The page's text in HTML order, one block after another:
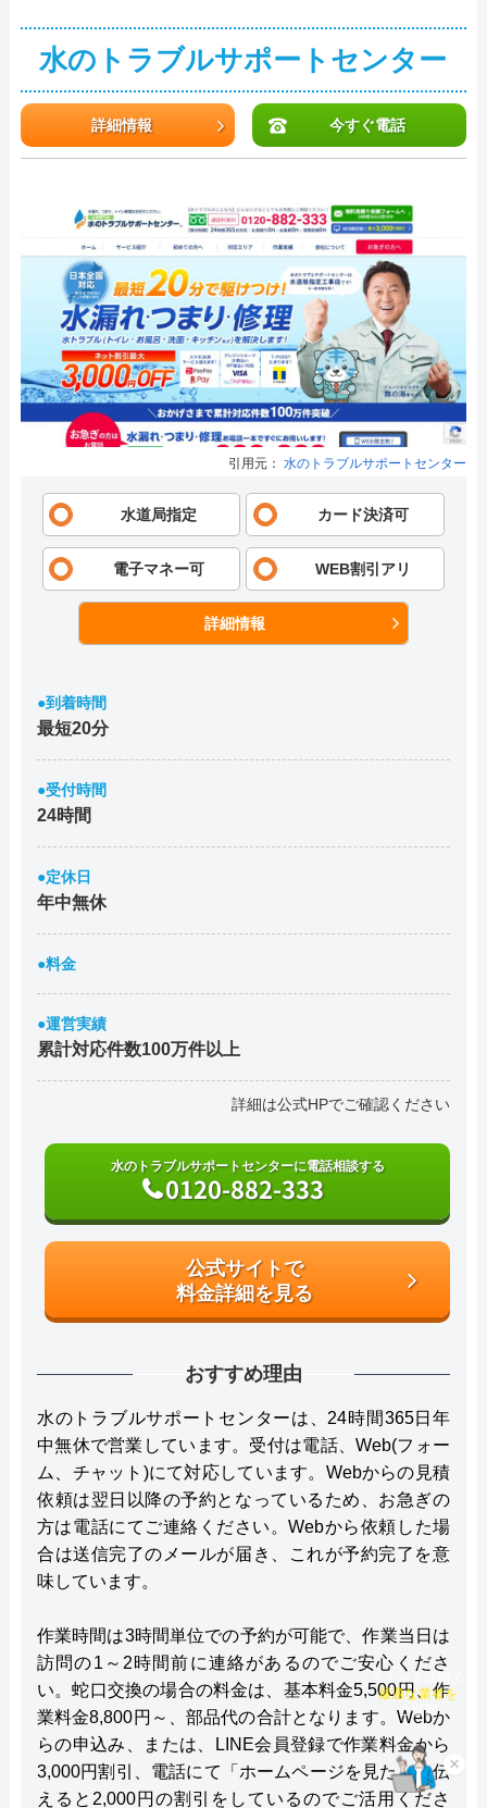
水のトラブルサポートセンター
詳細情報 今すぐ電話
引用元： 水のトラブルサポートセンター
水道局指定 カード決済可
電子マネー可 WEB割引アリ
詳細情報
●到着時間
最短20分
●受付時間
24時間
●定休日
年中無休
●料金
●運営実績
累計対応件数100万件以上
詳細は公式HPでご確認ください
水のトラブルサポートセンターに電話相談する
0120-882-333
公式サイトで
料金詳細を見る
おすすめ理由
水のトラブルサポートセンターは、24時間365日年
中無休で営業しています。受付は電話、Web(フォー
ム、チャット)にて対応しています。Webからの見積
依頼は翌日以降の予約となっているため、お急ぎの
方は電話にてご連絡ください。Webから依頼した場
合は送信完了のメールが届き、これが予約完了を意
味しています。
作業時間は3時間単位での予約が可能で、作業当日は
訪問の1～2時間前に連絡があるのでご安心くださ
い。蛇口交換の場合の料金は、基本料金5,500円、作
業料金8,800円～、部品代の合計となります。Webか
らの申込み、または、LINE会員登録で作業料金から
3,000円割引、電話にて「ホームページを見た」と伝
えると2,000円の割引をしているのでご活用くださ
×
チャット診断で
最適な業者を
ご提案